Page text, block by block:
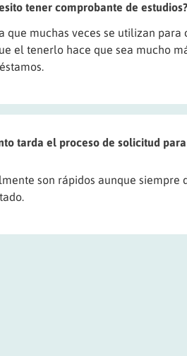
tener comprobante de estudios?
que muchas veces se utilizan para
el tenerlo hace que sea mucho
tarda el proceso de solicitud
son rápidos aunque siempre